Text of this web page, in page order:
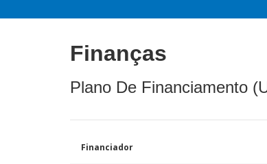
Finanças
Plano De Financiamento
Financiador